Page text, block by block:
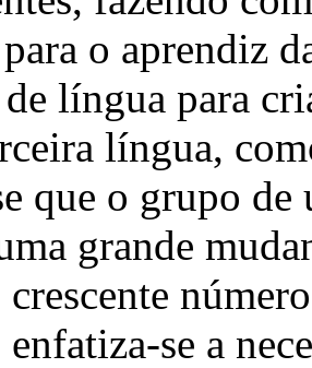
o aprendiz
língua para
língua,
que o grupo
grande
enfatiza-se a